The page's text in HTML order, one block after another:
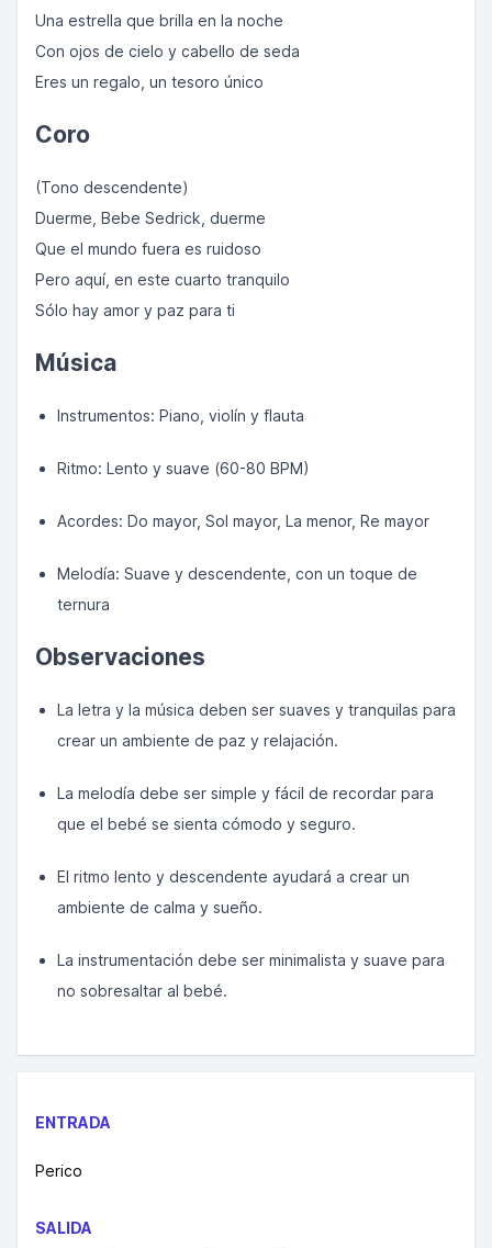
Una estrella que brilla en la noche
Con ojos de cielo y cabello de seda
Eres un regalo, un tesoro único
Coro
(Tono descendente)
Duerme, Bebe Sedrick, duerme
Que el mundo fuera es ruidoso
Pero aquí, en este cuarto tranquilo
Sólo hay amor y paz para ti
Música
Instrumentos: Piano, violín y flauta
Ritmo: Lento y suave (60-80 BPM)
Acordes: Do mayor, Sol mayor, La menor, Re mayor
Melodía: Suave y descendente, con un toque de
ternura
Observaciones
La letra y la música deben ser suaves y tranquilas para
crear un ambiente de paz y relajación.
La melodía debe ser simple y fácil de recordar para
que el bebé se sienta cómodo y seguro.
El ritmo lento y descendente ayudará a crear un
ambiente de calma y sueño.
La instrumentación debe ser minimalista y suave para
no sobresaltar al bebé.
ENTRADA
Perico
SALIDA